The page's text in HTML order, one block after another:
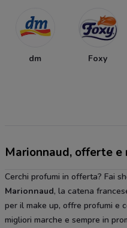
dm Foxy
Marionnaud, offerte e
Cerchi profumi in offerta? Fai
Marionnaud, la catena
per il make up, offre profumi e
migliori marche e sempre in